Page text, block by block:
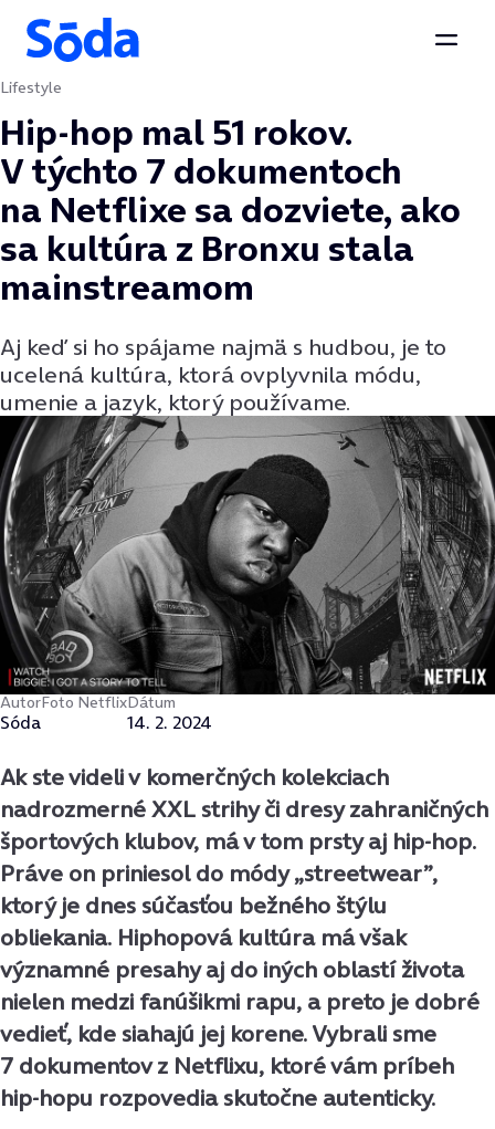
Preskočiť na obsah
Lifestyle
Hip-hop mal 51 rokov.
V týchto 7 dokumentoch
na Netflixe sa dozviete, ako
sa kultúra z Bronxu stala
mainstreamom
Aj keď si ho spájame najmä s hudbou, je to
ucelená kultúra, ktorá ovplyvnila módu,
umenie a jazyk, ktorý používame.
Autor
Sóda
Foto NetflixDátum
14. 2. 2024
Ak ste videli v komerčných kolekciach
nadrozmerné XXL strihy či dresy zahraničných
športových klubov, má v tom prsty aj hip-hop.
Práve on priniesol do módy „streetwear”,
ktorý je dnes súčasťou bežného štýlu
obliekania. Hiphopová kultúra má však
významné presahy aj do iných oblastí života
nielen medzi fanúšikmi rapu, a preto je dobré
vedieť, kde siahajú jej korene. Vybrali sme
7 dokumentov z Netflixu, ktoré vám príbeh
hip-hopu rozpovedia skutočne autenticky.